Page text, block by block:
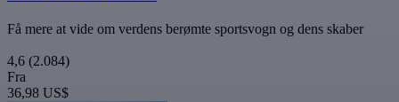
Få mere at vide om verdens berømte sportsvogn og dens skaber
4,6 (2.084)
Fra
36,98 US$